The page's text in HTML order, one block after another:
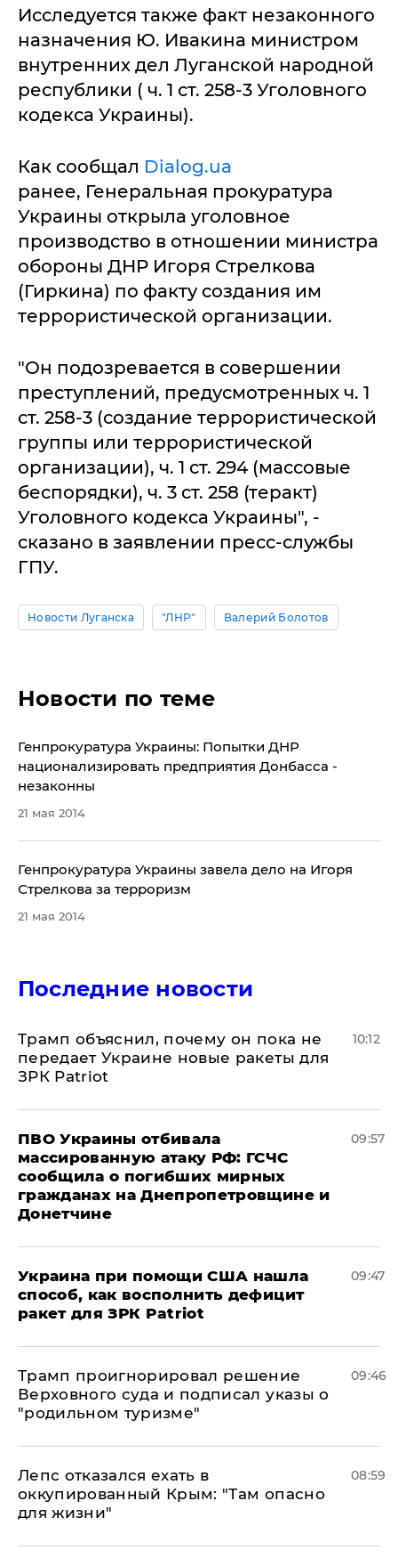
Исследуется также факт незаконного
назначения Ю. Ивакина министром
внутренних дел Луганской народной
республики ( ч. 1 ст. 258-3 Уголовного
кодекса Украины).
Как сообщал Dialog.ua
ранее, Генеральная прокуратура
Украины открыла уголовное
производство в отношении министра
обороны ДНР Игоря Стрелкова
(Гиркина) по факту создания им
террористической организации.
"Он подозревается в совершении
преступлений, предусмотренных ч. 1
ст. 258-3 (создание террористической
группы или террористической
организации), ч. 1 ст. 294 (массовые
беспорядки), ч. 3 ст. 258 (теракт)
Уголовного кодекса Украины", -
сказано в заявлении пресс-службы
ГПУ.
Новости Луганска "ЛНР" Валерий Болотов
Новости по теме
Генпрокуратура Украины: Попытки ДНР
национализировать предприятия Донбасса -
незаконны
21 мая 2014
Генпрокуратура Украины завела дело на Игоря
Стрелкова за терроризм
21 мая 2014
Последние новости
Трамп объяснил, почему он пока не
передает Украине новые ракеты для
ЗРК Patriot
10:12
ПВО Украины отбивала
массированную атаку РФ: ГСЧС
сообщила о погибших мирных
гражданах на Днепропетровщине и
Донетчине
09:57
Украина при помощи США нашла
способ, как восполнить дефицит
ракет для ЗРК Patriot
09:47
Трамп проигнорировал решение
Верховного суда и подписал указы о
"родильном туризме"
09:46
Лепс отказался ехать в
оккупированный Крым: "Там опасно
для жизни"
08:59